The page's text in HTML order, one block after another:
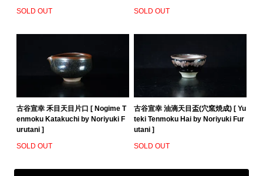
SOLD OUT
SOLD OUT
古谷宣幸 禾目天目片口 [ Nogime T
enmoku Katakuchi by Noriyuki F
urutani ]
SOLD OUT
古谷宣幸 油滴天目盃(穴窯焼成) [ Yu
teki Tenmoku Hai by Noriyuki Fur
utani ]
SOLD OUT